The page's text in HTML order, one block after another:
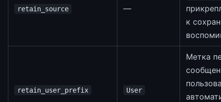
retain_source —
к
retain_user_prefix User
Метка